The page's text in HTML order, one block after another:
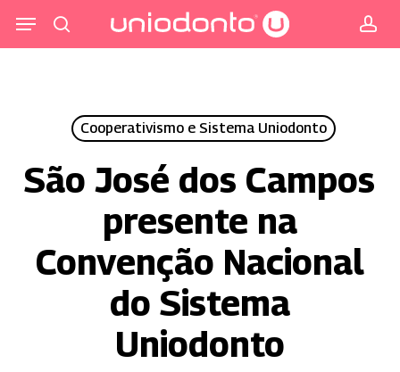
para
Menu
Cooperativismo e Sistema Uniodonto
São José dos Campos
presente na
Convenção Nacional
do Sistema
Uniodonto